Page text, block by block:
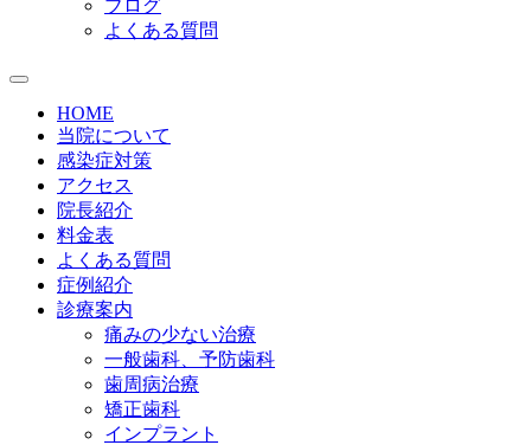
ブログ
よくある質問
HOME
当院について
感染症対策
アクセス
院長紹介
料金表
よくある質問
症例紹介
診療案内
痛みの少ない治療
一般歯科、予防歯科
歯周病治療
矯正歯科
インプラント